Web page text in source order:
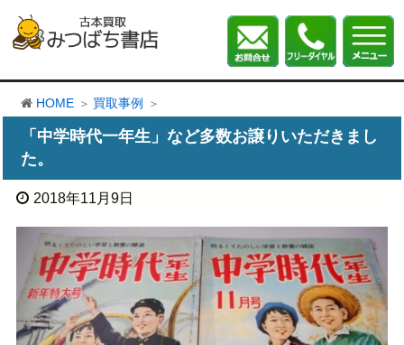
HOME 買取事例
「中学時代一年生」など多数お譲りいただきまし
た。
2018年11月9日